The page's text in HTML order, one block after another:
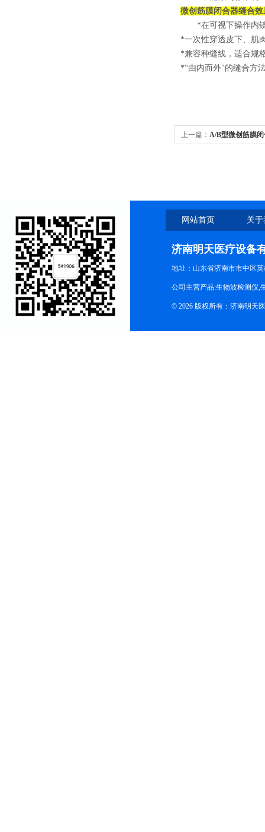
微创 筋膜闭合器缝合
*在可视下操作内
*一次性穿透皮下、肌
*兼容种缝线，适合
*“由内而外"的缝合方
上一篇： A/B型微创筋膜
网站首页 关
济南明天医疗设备
地址：山东省济南市市中区
公司主营产品:生物波检测仪,
© 2026 版权所有：济南明天